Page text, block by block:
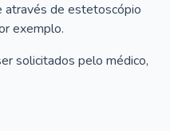
através de estetoscópio
exemplo.
solicitados pelo médico,